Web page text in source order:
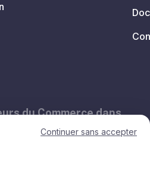
du Commerce dans
Paris
Continuer sans accepter